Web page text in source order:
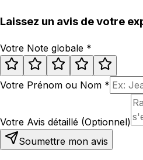
Laissez un avis de votre
Votre Note globale *
Votre Prénom ou Nom *
Votre Avis détaillé (Optionnel)
Soumettre mon avis